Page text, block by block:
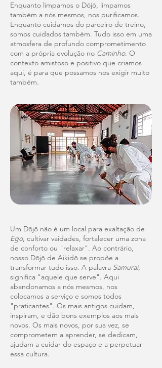
Enquanto limpamos o Dōjō, limpamos
também a nós mesmos, nos purificamos.
Enquanto cuidamos do parceiro de treino,
somos cuidados também. Tudo isso em uma
atmosfera de profundo comprometimento
com a própria evolução no Caminho. O
contexto amistoso e positivo que criamos
aqui, é para que possamos nos exigir muito
também.
Um Dōjō não é um local para exaltação de
Ego, cultivar vaidades, fortalecer uma zona
de conforto ou "relaxar". Ao contrário,
nosso Dōjō de Aikidō se propõe a
transformar tudo isso. A palavra Samurai,
significa "aquele que serve". Aqui
abandonamos a nós mesmos, nos
colocamos a serviço e somos todos
"praticantes". Os mais antigos cuidam,
inspiram, e dão bons exemplos aos mais
novos. Os mais novos, por sua vez, se
comprometem a aprender, se dedicam,
ajudam a cuidar do espaço e a perpetuar
essa cultura.